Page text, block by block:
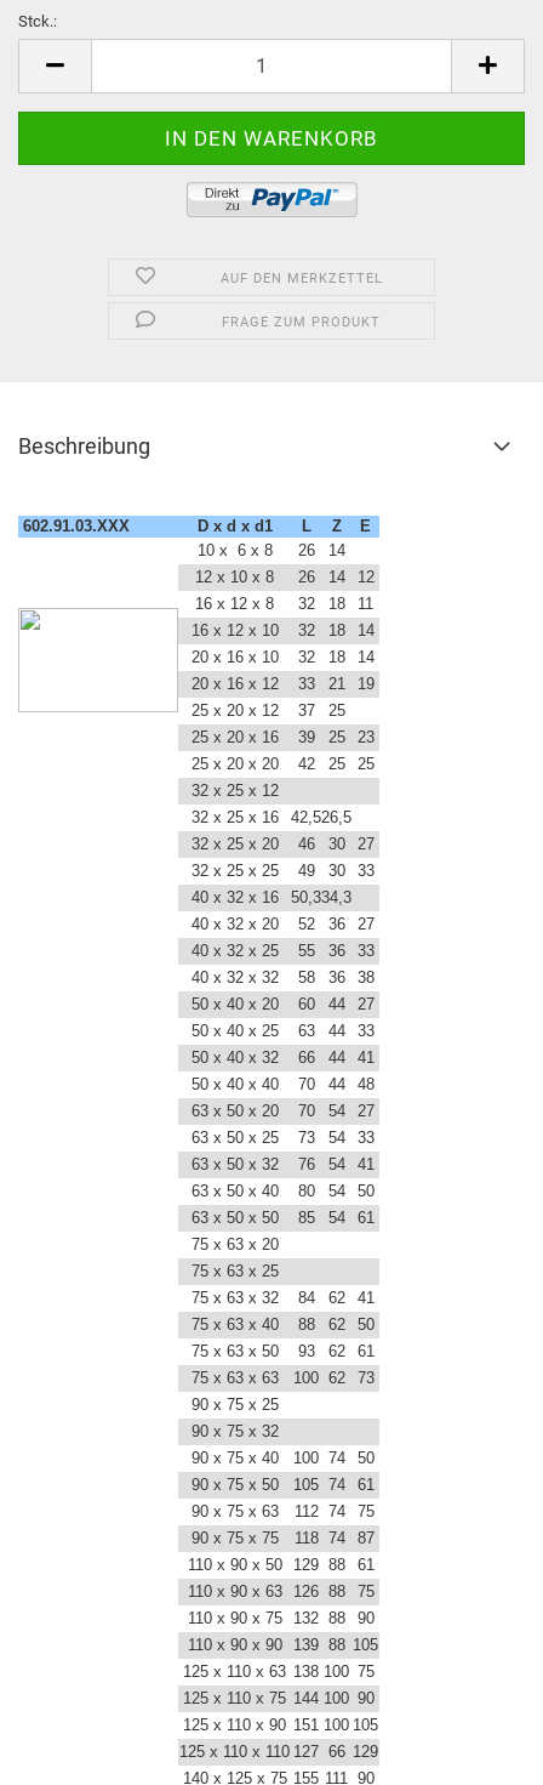
Stck.:
AUF DEN MERKZETTEL
FRAGE ZUM PRODUKT
Beschreibung
602.91.03.XXX D x d x d1 L Z
E
10 x 6 x 8
26
14
12 x 10 x 8
26 14
12
16 x 12 x 8
32 18
11
16 x 12 x 10
32 18
14
20 x 16 x 10
32 18
14
20 x 16 x 12
33 21
19
25 x 20 x 12
37
25
25 x 20 x 16
39 25
23
25 x 20 x 20
42 25
25
32 x 25 x 12
32 x 25 x 16
42,526,5
32 x 25 x 20
46 30
27
32 x 25 x 25
49 30
33
40 x 32 x 16
50,334,3
40 x 32 x 20
52 36
27
40 x 32 x 25
55 36
33
40 x 32 x 32
58 36
38
50 x 40 x 20
60 44
27
50 x 40 x 25
63 44
33
50 x 40 x 32
66 44
41
50 x 40 x 40
70 44
48
63 x 50 x 20
70 54
27
63 x 50 x 25
73 54
33
63 x 50 x 32
76 54
41
63 x 50 x 40
80 54
50
63 x 50 x 50
85 54
61
75 x 63 x 20
75 x 63 x 25
75 x 63 x 32
84 62
41
75 x 63 x 40
88 62
50
75 x 63 x 50
93 62
61
75 x 63 x 63
100 62
73
90 x 75 x 25
90 x 75 x 32
90 x 75 x 40
100 74
50
90 x 75 x 50
105 74
61
90 x 75 x 63
112 74
75
90 x 75 x 75
118 74
87
110 x 90 x 50
129 88
61
110 x 90 x 63
126 88
75
110 x 90 x 75
132 88
90
110 x 90 x 90
139 88 105
125 x 110 x 63 138 100 75
125 x 110 x 75 144 100 90
125 x 110 x 90 151 100 105
125 x 110 x 110 127 66 129
140 x 125 x 75 155 111 90